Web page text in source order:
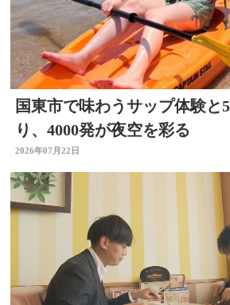
国東市で味わうサップ体験と
り、4000発が夜空を彩る
2026年07月22日